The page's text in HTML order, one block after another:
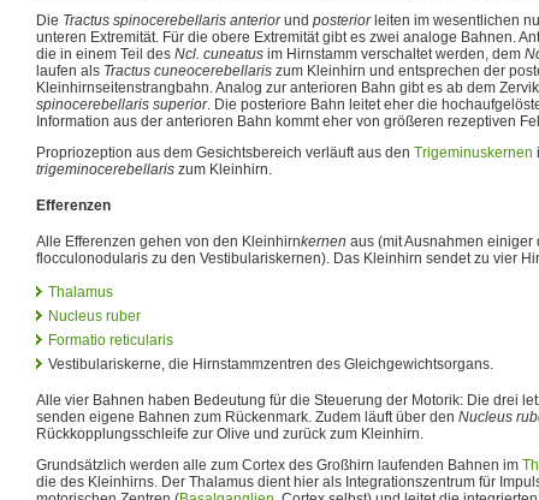
Die Tractus spinocerebellaris anteriorund posteriorleiten im wesentlichen
unteren Extremität. Für die obere Extremität gibt es zwei analoge Bahnen.
die in einem Teil des Ncl. cuneatus im Hirnstamm verschaltet werden, dem
laufen als Tractus cuneocerebellaris zum Kleinhirn und entsprechen der
Kleinhirnseitenstrangbahn. Analog zur anterioren Bahn gibt es ab dem
spinocerebellaris superior. Die posteriore Bahn leitet eher die
Information aus der anterioren Bahn kommt eher von größeren rezeptiven
Propriozeption aus dem Gesichtsbereich verläuft aus den Trigeminuskernen
trigeminocerebellaris zum Kleinhirn.
Efferenzen
Alle Efferenzen gehen von den Kleinhirnkernen aus (mit Ausnahmen
flocculonodularis zu den Vestibulariskernen). Das Kleinhirn sendet zu vier
Thalamus
Nucleus ruber
Formatio reticularis
Vestibulariskerne, die Hirnstammzentren des Gleichgewichtsorgans.
Alle vier Bahnen haben Bedeutung für die Steuerung der Motorik: Die drei
senden eigene Bahnen zum Rückenmark. Zudem läuft über den Nucleus
Rückkopplungsschleife zur Olive und zurück zum Kleinhirn.
Grundsätzlich werden alle zum Cortex des Großhirn laufenden Bahnen im
die des Kleinhirns. Der Thalamus dient hier als Integrationszentrum für